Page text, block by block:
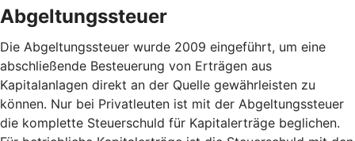
Abgeltungssteuer
Die Abgeltungssteuer wurde 2009 eingeführt, um eine
abschließende Besteuerung von Erträgen aus
Kapitalanlagen direkt an der Quelle gewährleisten zu
können. Nur bei Privatleuten ist mit der Abgeltungssteuer
die komplette Steuerschuld für Kapitalerträge beglichen.